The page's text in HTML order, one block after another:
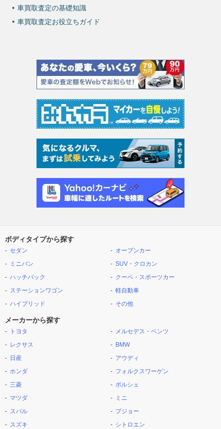
車買取査定の基礎知識
車買取査定お役立ちガイド
ボディタイプから探す
セダン
ミニバン
ハッチバック
ステーションワゴン
ハイブリッド
オープンカー
SUV・クロカン
クーペ・スポーツカー
軽自動車
その他
メーカーから探す
トヨタ
レクサス
日産
ホンダ
三菱
マツダ
スバル
スズキ
メルセデス・ベンツ
BMW
アウディ
フォルクスワーゲン
ポルシェ
ミニ
プジョー
シトロエン